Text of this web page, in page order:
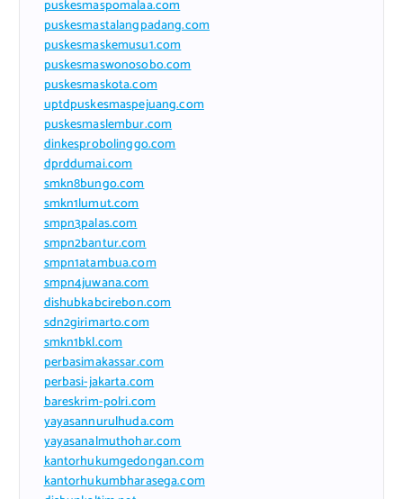
puskesmaspomalaa.com
puskesmastalangpadang.com
puskesmaskemusu1.com
puskesmaswonosobo.com
puskesmaskota.com
uptdpuskesmaspejuang.com
puskesmaslembur.com
dinkesprobolinggo.com
dprddumai.com
smkn8bungo.com
smkn1lumut.com
smpn3palas.com
smpn2bantur.com
smpn1atambua.com
smpn4juwana.com
dishubkabcirebon.com
sdn2girimarto.com
smkn1bkl.com
perbasimakassar.com
perbasi-jakarta.com
bareskrim-polri.com
yayasannurulhuda.com
yayasanalmuthohar.com
kantorhukumgedongan.com
kantorhukumbharasega.com